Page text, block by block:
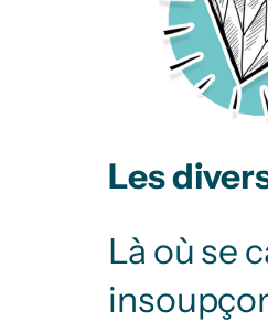
Les
Là où se